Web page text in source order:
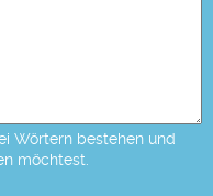
Wörtern bestehen und
möchtest.